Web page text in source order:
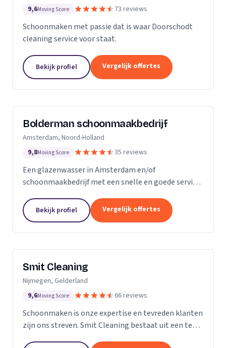
9,6Moving Score 73 reviews
Schoonmaken met passie dat is waar Doorschodt
cleaning service voor staat.
Bekijk profiel Vergelijk offertes
Bolderman schoonmaakbedrijf
Amsterdam, Noord-Holland
9,8Moving Score 35 reviews
Een glazenwasser in Amsterdam en/of
schoonmaakbedrijf met een snelle en goede service
schoonmaakmedewerkers zijn actief in héél
Amsterdam en ontzorgen u met...
Bekijk profiel Vergelijk offertes
Smit Cleaning
Nijmegen, Gelderland
9,6Moving Score 66 reviews
Schoonmaken is onze expertise en tevreden klanten
zijn ons streven. Smit Cleaning bestaat uit een team